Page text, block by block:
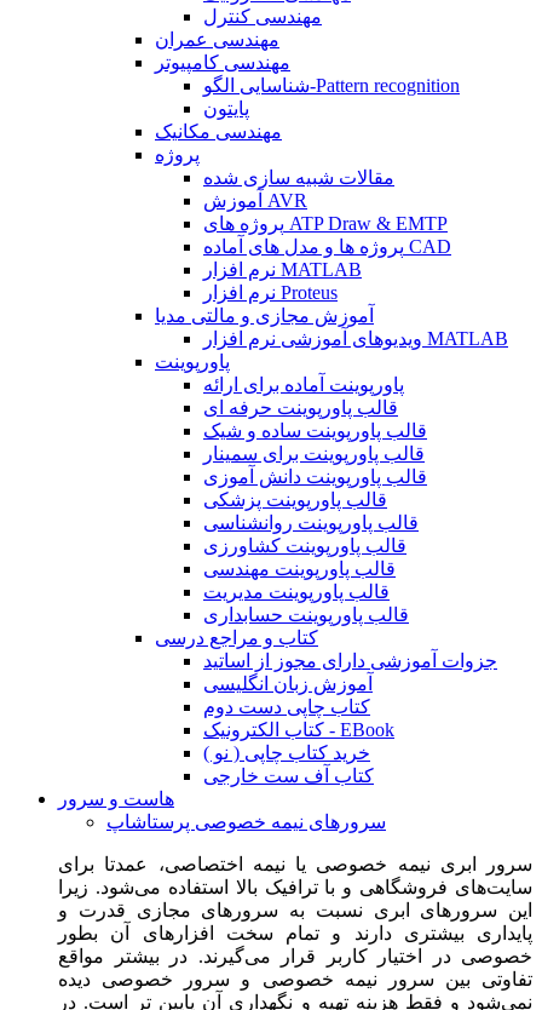
مهندسی کنترل
مهندسی عمران
مهندسی کامپیوتر
شناسایی الگو-Pattern recognition
پایتون
مهندسی مکانیک
پروژه
مقالات شبیه سازی شده
آموزش AVR
پروژه های ATP Draw & EMTP
پروژه ها و مدل های آماده CAD
نرم افزار MATLAB
نرم افزار Proteus
آموزش مجازی و مالتی مدیا
ویدیوهای آموزشی نرم افزار MATLAB
پاورپوینت
پاورپوینت آماده برای ارائه
قالب پاورپوینت حرفه ای
قالب پاورپوینت ساده و شیک
قالب پاورپوینت برای سمینار
قالب پاورپوینت دانش آموزی
قالب پاورپوینت پزشکی
قالب پاورپوینت روانشناسی
قالب پاورپوینت کشاورزی
قالب پاورپوینت مهندسی
قالب پاورپوینت مدیریت
قالب پاورپوینت حسابداری
کتاب و مراجع درسی
جزوات آموزشی دارای مجوز از اساتید
آموزش زبان انگلیسی
کتاب چاپی دست دوم
کتاب الکترونیک - EBook
خرید کتاب چاپی ( نو )
کتاب آف ست خارجی
هاست و سرور
سرورهای نیمه خصوصی پرستاشاپ
سرور ابری نیمه خصوصی یا نیمه اختصاصی، عمدتا برای
سایت‌های فروشگاهی و با ترافیک بالا استفاده می‌شود. زیرا
این سرورهای ابری نسبت به سرورهای مجازی قدرت و
پایداری بیشتری دارند و تمام سخت افزارهای آن بطور
خصوصی در اختیار کاربر قرار می‌گیرند. در بیشتر مواقع
تفاوتی بین سرور نیمه خصوصی و سرور خصوصی دیده
نمی‌شود و فقط هزینه تهیه و نگهداری آن پایین تر است. در